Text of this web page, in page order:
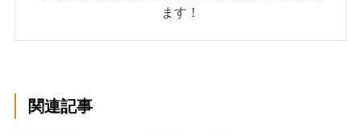
ます！
関連記事